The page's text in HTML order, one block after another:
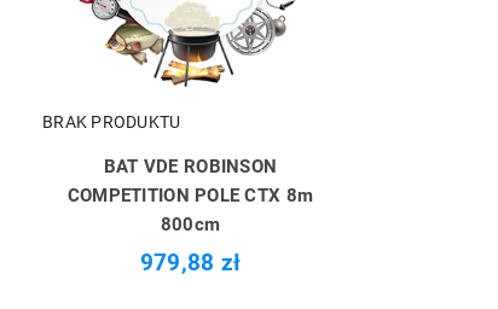
BRAK PRODUKTU
BAT VDE ROBINSON
COMPETITION POLE CTX 8m
800cm
979,88 zł